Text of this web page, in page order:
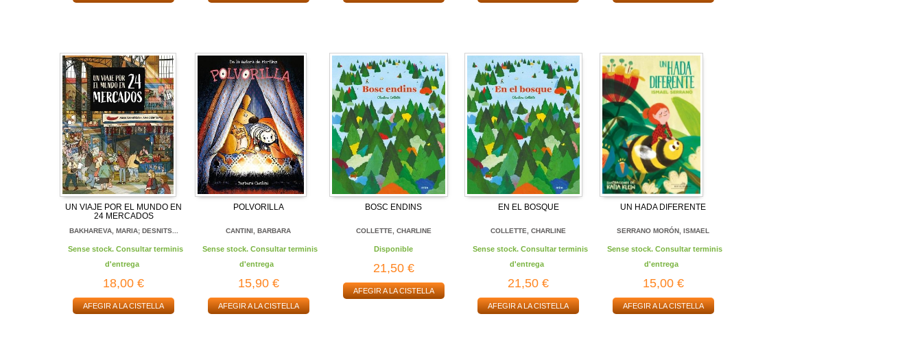
UN VIAJE POR EL MUNDO EN
24 MERCADOS
BAKHAREVA, MARIA; DESNITS...
Sense stock. Consultar terminis
d'entrega
18,00 €
AFEGIR A LA CISTELLA
POLVORILLA
CANTINI, BARBARA
Sense stock. Consultar terminis
d'entrega
15,90 €
AFEGIR A LA CISTELLA
BOSC ENDINS
COLLETTE, CHARLINE
Disponible
21,50 €
AFEGIR A LA CISTELLA
EN EL BOSQUE
COLLETTE, CHARLINE
Sense stock. Consultar terminis
d'entrega
21,50 €
AFEGIR A LA CISTELLA
UN HADA DIFERENTE
SERRANO MORÓN, ISMAEL
Sense stock. Consultar terminis
d'entrega
15,00 €
AFEGIR A LA CISTELLA